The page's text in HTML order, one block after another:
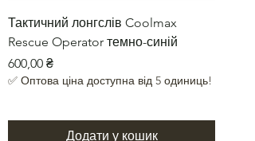
Тактичний лонгслів Coolmax
Rescue Operator темно-синій
Ціна
600,00 ₴
✅ Оптова ціна доступна від 5 одиниць!
Додати у кошик